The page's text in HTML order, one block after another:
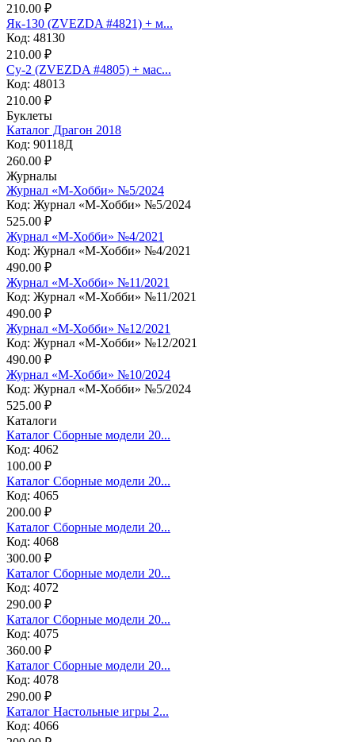
210.00 ₽
Як-130 (ZVEZDA #4821) + м...
Код: 48130
210.00 ₽
Су-2 (ZVEZDA #4805) + мас...
Код: 48013
210.00 ₽
Буклеты
Каталог Драгон 2018
Код: 90118Д
260.00 ₽
Журналы
Журнал «М-Хобби» №5/2024
Код: Журнал «М-Хобби» №5/2024
525.00 ₽
Журнал «М-Хобби» №4/2021
Код: Журнал «М-Хобби» №4/2021
490.00 ₽
Журнал «М-Хобби» №11/2021
Код: Журнал «М-Хобби» №11/2021
490.00 ₽
Журнал «М-Хобби» №12/2021
Код: Журнал «М-Хобби» №12/2021
490.00 ₽
Журнал «М-Хобби» №10/2024
Код: Журнал «М-Хобби» №5/2024
525.00 ₽
Каталоги
Каталог Сборные модели 20...
Код: 4062
100.00 ₽
Каталог Сборные модели 20...
Код: 4065
200.00 ₽
Каталог Сборные модели 20...
Код: 4068
300.00 ₽
Каталог Сборные модели 20...
Код: 4072
290.00 ₽
Каталог Сборные модели 20...
Код: 4075
360.00 ₽
Каталог Сборные модели 20...
Код: 4078
290.00 ₽
Каталог Настольные игры 2...
Код: 4066